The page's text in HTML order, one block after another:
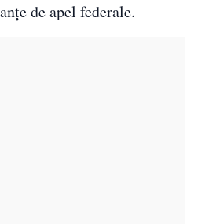
de apel federale.